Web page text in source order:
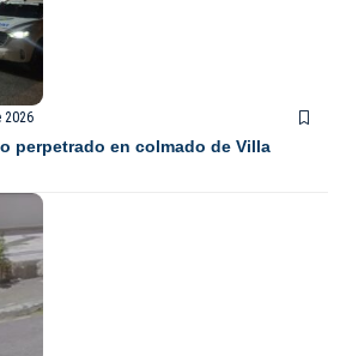
2026
perpetrado en colmado de Villa